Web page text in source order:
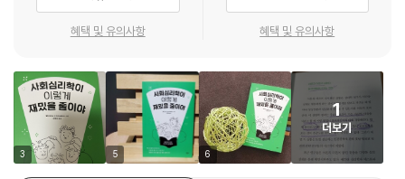
간단히 말하면 누군가가 당신을 오랜 시간 동안 미친 사람을 상대할 때처
를 의심하기 시작하고 어딘가 아프다고 느낄 확률이 아주 높아진다는 뜻이
다. 의학적 진단은 의료진에게는 환자의 행동을 그 진단명 안에서 해석하
는 경향을 강화시키며 또한 한편으로 환자에게는 자신에게 내려진 진단에
복종하고 스스로자신의 태도와 상태를 그에 맞게 조정하도록 만드는 것으
로 보인다. 그래서 진단이 내려지고 난 후 치료 도중에 비로소 그 병에 해당
《사회심리학이 이렇게 재밌을 줄이야》는 사회심리학의 대표적인 실험 16
가지를 통해, 인간관계와 자아상, 애착심리, 인간의 악한 본성 등 인간행동
는 자신의 첫 책에서, 초장기 심리학 실험의 사소한 일화나 에피소드를 중
심으로 기발하고 의외성이 가득한 심리학 연구의 매력을 드러낸다. 또한
심리실험으로 밝혀낸 법칙들이 일상생활에서 갖는 의미를 정리하면서 사
회심리학이 여러 심리학 분야 가운데에서도 우리의 일상에 매우 유용한 학
문임을 보여준다.
혜택 및 유의사항 혜택 및 유의사항
3 5 6
1
더보기